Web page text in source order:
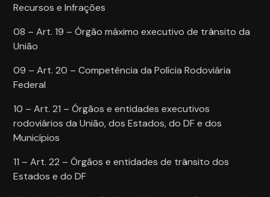
Recursos e Infrações
08 – Art. 19 – Órgão máximo executivo de trânsito da
União
09 – Art. 20 – Competência da Polícia Rodoviária
Federal
10 – Art. 21 – Órgãos e entidades executivos
rodoviários da União, dos Estados, do DF e dos
Municípios
11 – Art. 22 – Órgãos e entidades de trânsito dos
Estados e do DF